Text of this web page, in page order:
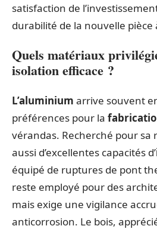
satisfaction de
durabilité de la nouvelle pièce
Quels matériaux
isolation efficace ?
L’aluminium arrive souvent
préférences pour la
vérandas. Recherché pour sa
aussi d’excellentes capacités d’
équipé de ruptures de pont
reste employé pour des
mais exige une vigilance
anticorrosion. Le bois,